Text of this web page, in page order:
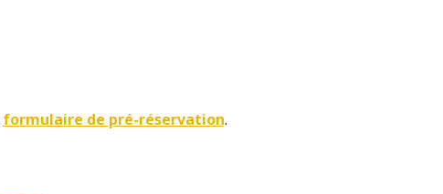
formulaire de pré-réservation.